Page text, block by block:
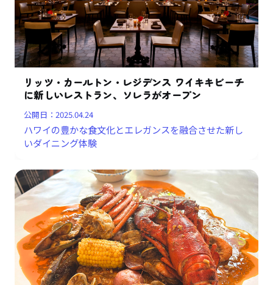
リッツ・カールトン・レジデンス ワイキキビーチ
に新しいレストラン、ソレラがオープン
公開日：2025.04.24
ハワイの豊かな食文化とエレガンスを融合させた新し
いダイニング体験